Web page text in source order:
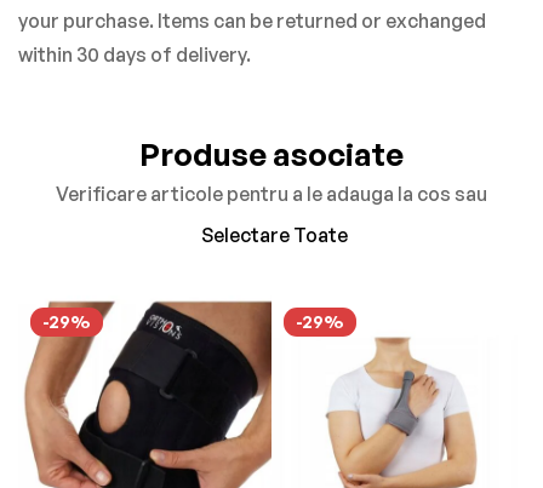
your purchase. Items can be returned or exchanged
within 30 days of delivery.
Produse asociate
Verificare articole pentru a le adauga la cos sau
Selectare Toate
-29% -29%